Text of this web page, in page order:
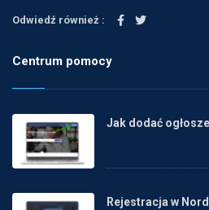
Odwiedź również :
Centrum pomocy
Jak dodać
Rejestracja w